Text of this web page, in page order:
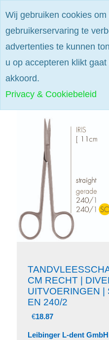
CM RECHT |
UITVOERINGEN |
EN 240/2
€18.87
Leibinger L-dent
Wij gebruiken cookies
gebruikerservaring te
advertenties te kunnen
u op accepteren klikt
akkoord.
Privacy & Cookiebeleid